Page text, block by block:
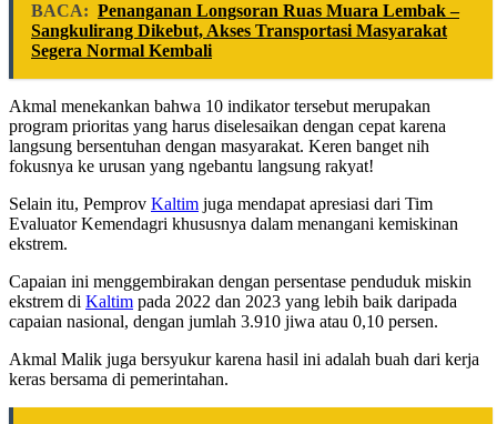
BACA: Penanganan Longsoran Ruas Muara Lembak –
Sangkulirang Dikebut, Akses Transportasi Masyarakat
Segera Normal Kembali
Akmal menekankan bahwa 10 indikator tersebut merupakan
program prioritas yang harus diselesaikan dengan cepat karena
langsung bersentuhan dengan masyarakat. Keren banget nih
fokusnya ke urusan yang ngebantu langsung rakyat!
Selain itu, Pemprov Kaltim juga mendapat apresiasi dari Tim
Evaluator Kemendagri khususnya dalam menangani kemiskinan
ekstrem.
Capaian ini menggembirakan dengan persentase penduduk miskin
ekstrem di Kaltim pada 2022 dan 2023 yang lebih baik daripada
capaian nasional, dengan jumlah 3.910 jiwa atau 0,10 persen.
Akmal Malik juga bersyukur karena hasil ini adalah buah dari kerja
keras bersama di pemerintahan.